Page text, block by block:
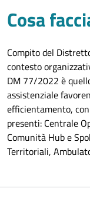
Cosa
Compito del
contesto
DM 77/2022 è
assistenziale
efficientamento,
presenti: Centrale
Comunità Hub e
Territoriali,